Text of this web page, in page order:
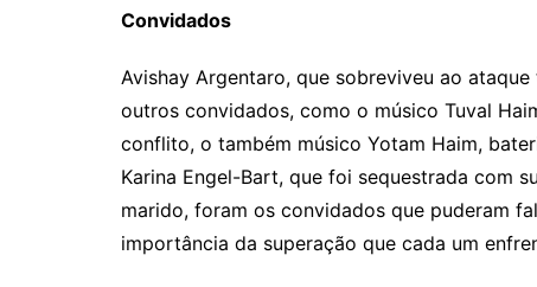
Convidados
Avishay Argentaro, que sobreviveu ao
outros convidados, como o músico Tuval
conflito, o também músico Yotam Haim,
Karina Engel-Bart, que foi sequestrada com
marido, foram os convidados que puderam
importância da superação que cada um